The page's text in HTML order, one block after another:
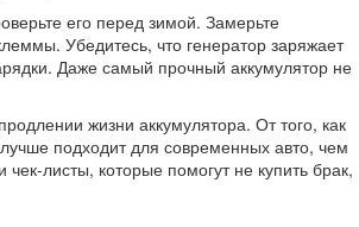
его перед зимой. Замерьте
Убедитесь, что генератор заряжает
Даже самый прочный аккумулятор не
жизни аккумулятора. От того, как
подходит для современных авто, чем
листы, которые помогут не купить брак,